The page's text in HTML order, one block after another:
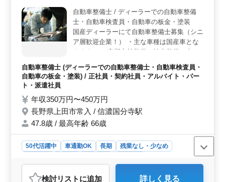
自動車整備士 / ディーラーでの自動車整備
士・自動車検査員・自動車の板金・塗装
国産ディーラーにて自動車整備士募集（シニ
ア層歓迎企業！） ・主な車種は国産車とな
ります。 ・定期点検整備、納車整備、車検
ブルシューティング時の整備業務全般 現在
50歳以上も活躍している企業です。 検査員
お待ちしております。
自動車整備士 (ディーラーでの自動車整備士・自動車検査員・
自動車の板金・塗装) / 正社員・契約社員・アルバイト・パー
ト・派遣社員
年収350万円〜450万円
長野県上田市常入 / 信濃国分寺駅
47.8歳 / 最高年齢 66歳
50代活躍中 車通勤OK 長期
残業なし・少なめ
自動車整備士
検討リスト に追加 詳しく見る